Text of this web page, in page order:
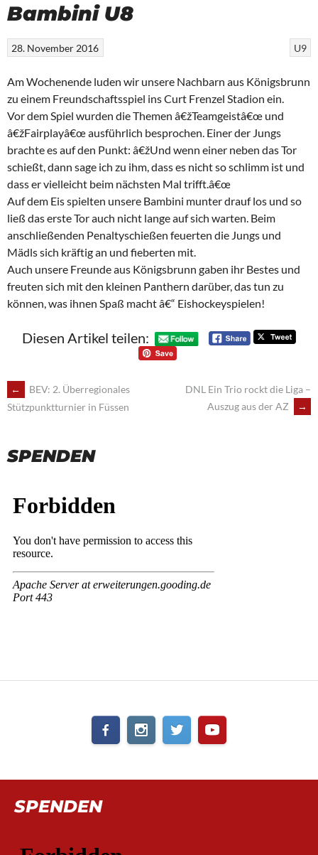
Bambini U8
U9
28. November 2016
Am Wochenende luden wir unsere Nachbarn aus Königsbrunn
zu einem Freundschaftsspiel ins Curt Frenzel Stadion ein.
Vor dem Spiel wurden die Themen â€žTeamgeistâ€œ und
â€žFairplayâ€œ ausführlich besprochen. Einer der Jungs
brachte es auf den Punkt: â€žUnd wenn einer neben das Tor
schießt, dann sage ich zu ihm, dass es nicht so schlimm ist und
dass er vielleicht beim nächsten Mal trifft.â€œ
Auf dem Eis spielten unsere Bambini munter drauf los und so
ließ das erste Tor auch nicht lange auf sich warten. Beim
anschließenden Penaltyschießen feuerten die Jungs und
Mädls sich kräftig an und fieberten mit.
Auch unsere Freunde aus Königsbrunn gaben ihr Bestes und
freuten sich mit den kleinen Panthern darüber, das tun zu
können, was ihnen Spaß macht â€“ Eishockeyspielen!
Diesen Artikel teilen:
POST
←
BEV: 2. Überregionales
Stützpunktturnier in Füssen
DNL Ein Trio rockt die Liga –
Auszug aus der AZ
→
SPENDEN
SPENDEN